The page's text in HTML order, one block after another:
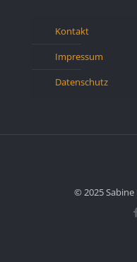
Kontakt
Impressum
Datenschutz
© 2025 Sabine